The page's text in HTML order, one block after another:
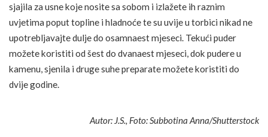
sjajila za usne koje nosite sa sobom i izlažete ih raznim
uvjetima poput topline i hladnoće te su uvije u torbici nikad ne
upotrebljavajte dulje do osamnaest mjeseci. Tekući puder
možete koristiti od šest do dvanaest mjeseci, dok pudere u
kamenu, sjenila i druge suhe preparate možete koristiti do
dvije godine.
Autor: J.S., Foto: Subbotina Anna/Shutterstock